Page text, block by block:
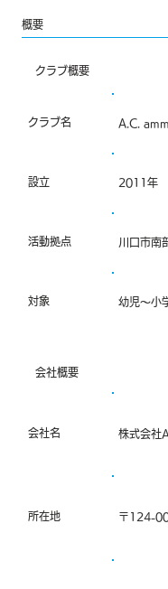
概要
​クラブ概要
クラブ名 A.C.
設立 2011年
活動拠点 川口市南
対象 幼児〜小
会社概要
会社名 株式会社
所在地 〒124-